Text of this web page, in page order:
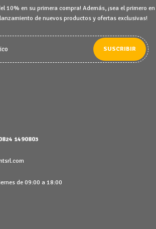
10% en su primera compra! Además, ¡sea el primero en
de nuevos productos y ofertas exclusivas!
SUSCRIBIR
1490803
de 09:00 a 18:00